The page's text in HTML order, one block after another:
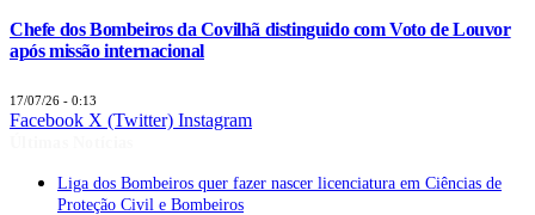
Chefe dos Bombeiros da Covilhã distinguido com Voto de Louvor
após missão internacional
17/07/26 - 0:13
Facebook X (Twitter) Instagram
Liga dos Bombeiros quer fazer nascer licenciatura em Ciências de
Proteção Civil e Bombeiros